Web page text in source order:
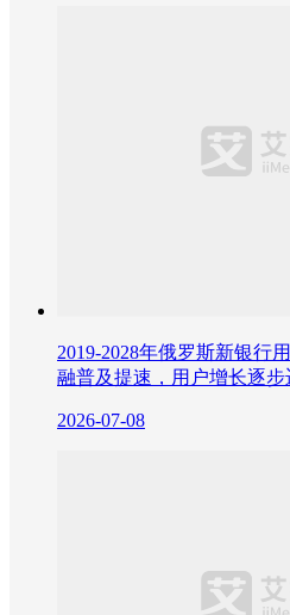
2019-2028年俄罗斯新银行
融普及提速，用户增长逐
2026-07-08